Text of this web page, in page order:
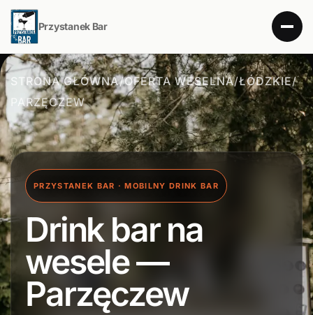
Przystanek Bar
STRONA GŁÓWNA/OFERTA WESELNA/ŁÓDZKIE/
PARZĘCZEW
PRZYSTANEK BAR · MOBILNY DRINK BAR
Drink bar na
wesele —
Parzęczew